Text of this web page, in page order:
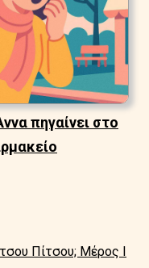
πηγαίνει στο
Πίτσου; Μέρος I